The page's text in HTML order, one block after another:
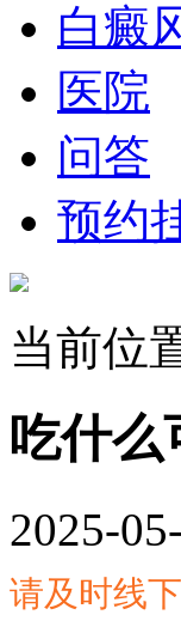
白癜
医院
问答
预约
当前位
吃什么
2025-
请及时线